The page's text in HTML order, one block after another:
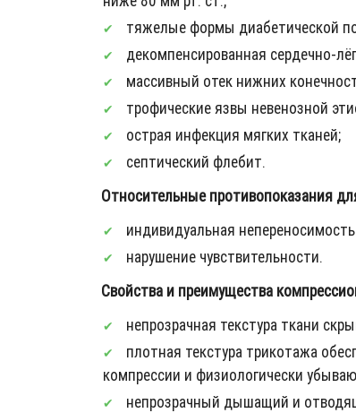
тяжелые формы диабетической
декомпенсированная сердечно-
массивный отек нижних
трофические язвы невенозной
острая инфекция мягких тканей;
септический флебит.
Относительные противопоказания
индивидуальная
нарушение чувствительности.
Свойства и преимущества
непрозрачная текстура ткани
плотная текстура трикотажа
компрессии и физиологически
непрозрачный дышащий и